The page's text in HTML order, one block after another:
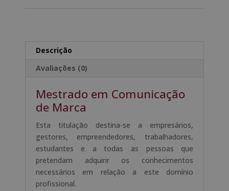
Europeu
:
Descrição
Avaliações (0)
Mestrado em Comunicação
de Marca
Esta titulação destina-se a empresários,
gestores, empreendedores, trabalhadores,
estudantes e a todas as pessoas que
pretendam adquirir os conhecimentos
necessários em relação a este domínio
profissional.